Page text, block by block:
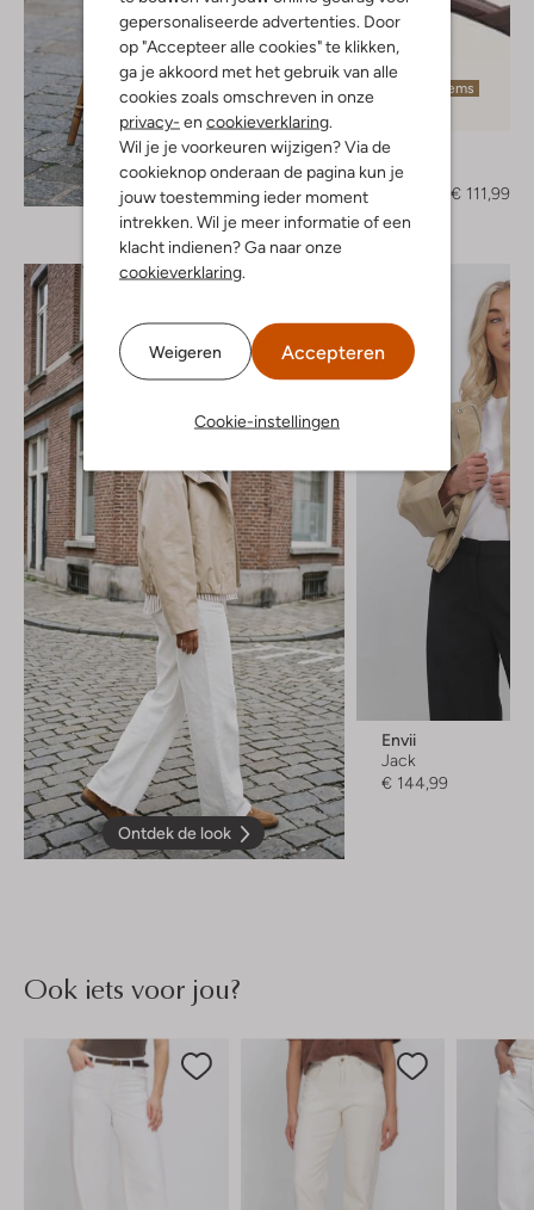
gepersonaliseerde advertenties. Door
op "Accepteer alle cookies" te klikken,
ga je akkoord met het gebruik van alle
cookies zoals omschreven in onze
privacy- en cookieverklaring.
Wil je je voorkeuren wijzigen? Via de
cookieknop onderaan de pagina kun je
jouw toestemming ieder moment
intrekken. Wil je meer informatie of een
klacht indienen? Ga naar onze
cookieverklaring.
Weigeren Accepteren
Cookie-instellingen
Ontdek de look
Laatste items
Toral
Muiltjes
€ 111,99
Ontdek de look
Envii
Jack
€ 144,99
Ook iets voor jou?